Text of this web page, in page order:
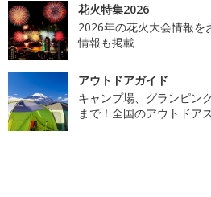
花火特集2026
2026年の花火大会情報を
情報も掲載
アウトドアガイド
キャンプ場、グランピン
まで！全国のアウトドア